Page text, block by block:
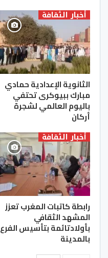
أخبار الثقافة
الثانوية الإعدادية حمادي
مبارك ببيوكرى تحتفي
باليوم العالمي لشجرة
أركان
أخبار الثقافة
رابطة كاتبات المغرب تعزز
المشهد الثقافي
بأولادتائمة بتأسيس الفرع
بالمدينة